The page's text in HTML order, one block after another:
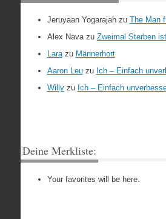
Jeruyaan Yogarajahzu The Man
Alex Navazu Zweimal Sterben
Larazu Männerhort
Aaron Leuzu Ich – Einfach
Willyzu Ich – Einfach
Deine Merkliste:
Your favorites will be here.